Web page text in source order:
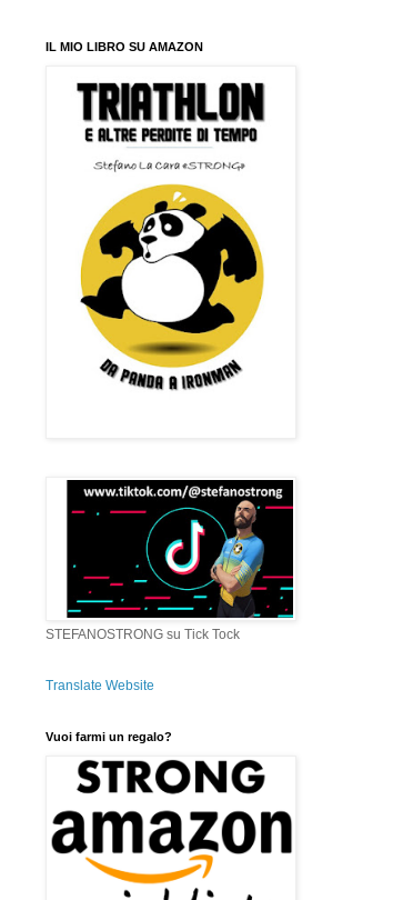
IL MIO LIBRO SU AMAZON
STEFANOSTRONG su Tick Tock
Translate Website
Vuoi farmi un regalo?